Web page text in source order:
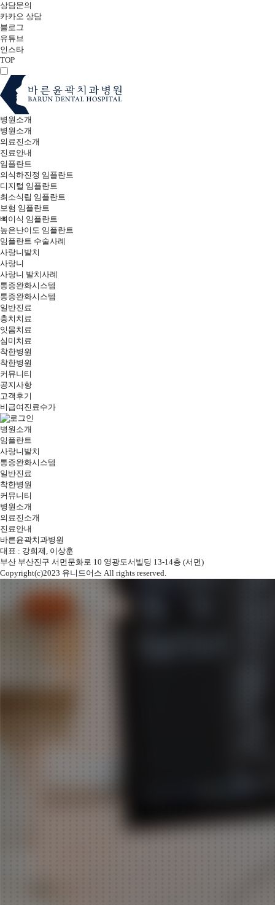
상담문의
카카오 상담
블로그
유튜브
인스타
TOP
병원소개
병원소개
의료진소개
진료안내
임플란트
의식하진정 임플란트
디지털 임플란트
최소식립 임플란트
보험 임플란트
뼈이식 임플란트
높은난이도 임플란트
임플란트 수술사례
사랑니발치
사랑니
사랑니 발치사례
통증완화시스템
통증완화시스템
일반진료
충치치료
잇몸치료
심미치료
착한병원
착한병원
커뮤니티
공지사항
고객후기
비급여진료수가
병원소개
임플란트
사랑니발치
통증완화시스템
일반진료
착한병원
커뮤니티
병원소개
의료진소개
진료안내
바른윤곽치과병원
대표 : 강희제, 이상훈
부산 부산진구 서면문화로 10 영광도서빌딩 13-14층 (서면)
Copyright(c)2023 유니드어스 All rights reserved.